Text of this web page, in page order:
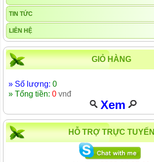
TIN TỨC
LIÊN HỆ
GIỎ HÀNG
» Số lượng: 0
» Tổng tiền: 0 vnđ
Xem
HỖ TRỢ TRỰC TUYẾN